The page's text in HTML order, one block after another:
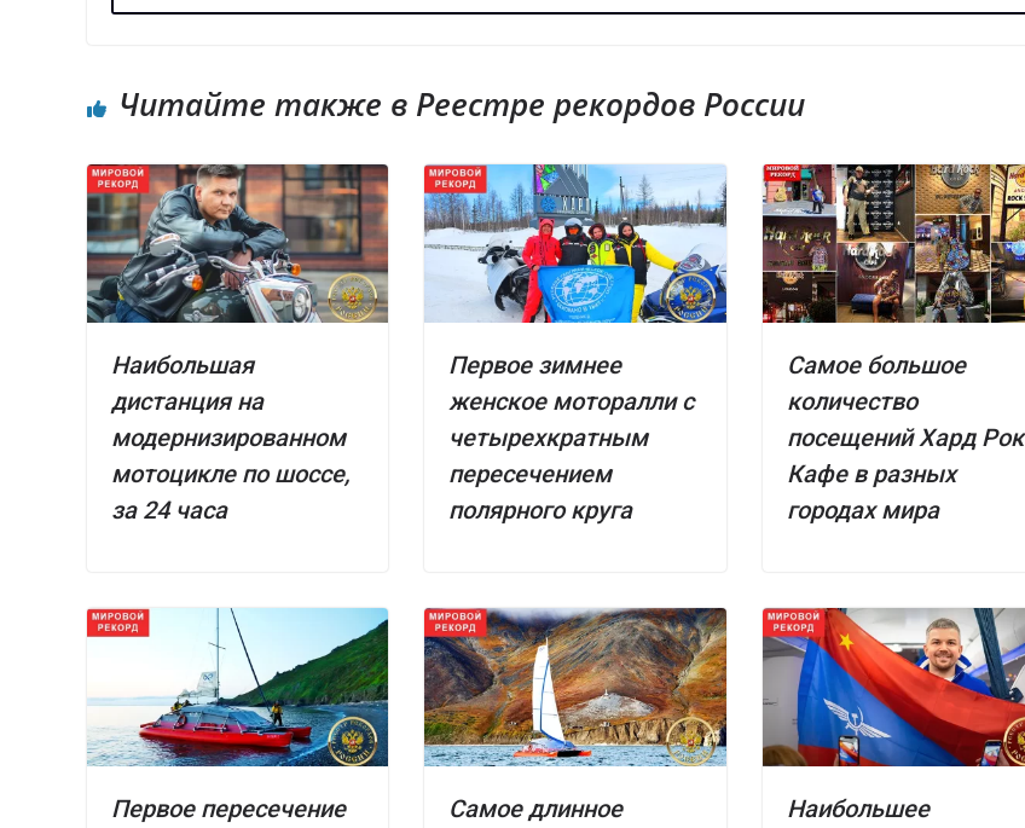
Читайте также в Реестре рекордов России
Наибольшая
дистанция на
модернизированном
мотоцикле по шоссе,
за 24 часа
Первое зимнее
женское моторалли с
четырехкратным
пересечением
полярного круга
Самое большое
количество
посещений Хард Рок
Кафе в разных
городах мира
Первое пересечение
Самое длинное
Наибольшее